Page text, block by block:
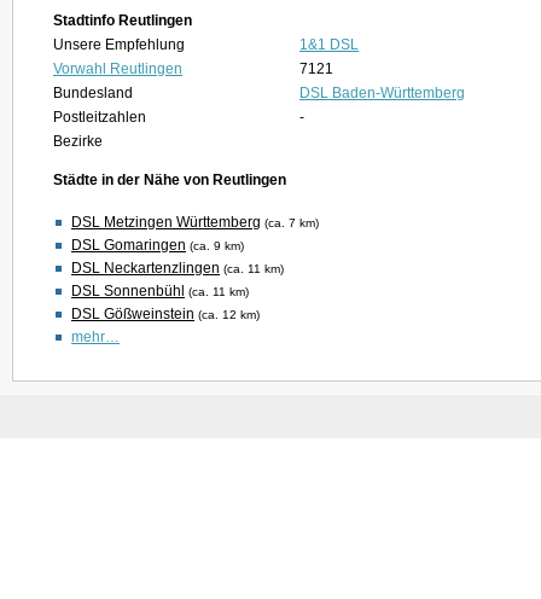
Stadtinfo Reutlingen
Unsere Empfehlung
1&1 DSL
Vorwahl Reutlingen
7121
Bundesland
DSL Baden-Württemberg
Postleitzahlen
-
Bezirke
Städte in der Nähe von Reutlingen
DSL Metzingen Württemberg (ca. 7 km)
DSL Gomaringen (ca. 9 km)
DSL Neckartenzlingen (ca. 11 km)
DSL Sonnenbühl (ca. 11 km)
DSL Gößweinstein (ca. 12 km)
mehr…